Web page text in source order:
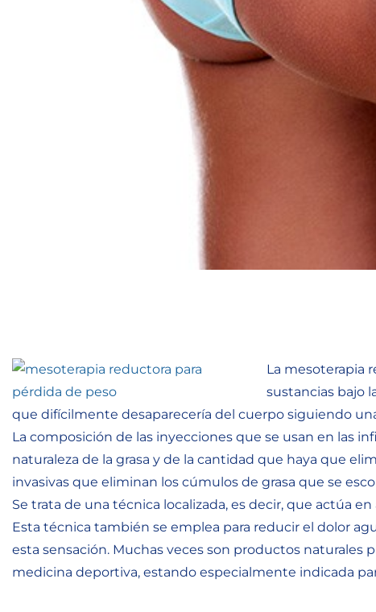
La mesoterapia
sustancias bajo
que difícilmente desaparecería del cuerpo siguiendo
La composición de las inyecciones que se usan en las
naturaleza de la grasa y de la cantidad que haya que
invasivas que eliminan los cúmulos de grasa que se
Se trata de una técnica localizada, es decir, que actúa
Esta técnica también se emplea para reducir el dolor
esta sensación. Muchas veces son productos naturales
medicina deportiva, estando especialmente indicada